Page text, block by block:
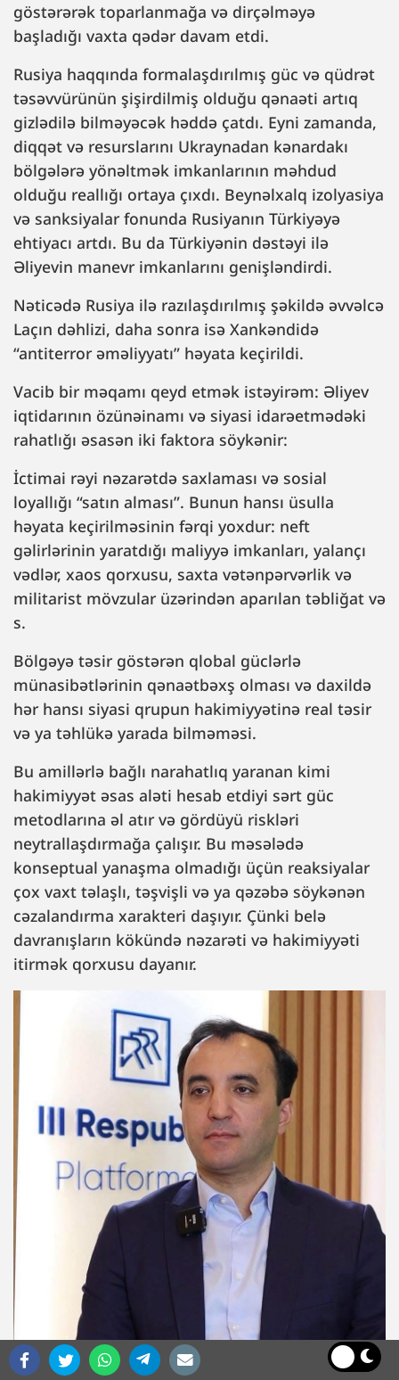
göstərərək toparlanmağa və dirçəlməyə
başladığı vaxta qədər davam etdi.
Rusiya haqqında formalaşdırılmış güc və qüdrət
təsəvvürünün şişirdilmiş olduğu qənaəti artıq
gizlədilə bilməyəcək həddə çatdı. Eyni zamanda,
diqqət və resurslarını Ukraynadan kənardakı
bölgələrə yönəltmək imkanlarının məhdud
olduğu reallığı ortaya çıxdı. Beynəlxalq izolyasiya
və sanksiyalar fonunda Rusiyanın Türkiyəyə
ehtiyacı artdı. Bu da Türkiyənin dəstəyi ilə
Əliyevin manevr imkanlarını genişləndirdi.
Nəticədə Rusiya ilə razılaşdırılmış şəkildə əvvəlcə
Laçın dəhlizi, daha sonra isə Xankəndidə
“antiterror əməliyyatı” həyata keçirildi.
Vacib bir məqamı qeyd etmək istəyirəm: Əliyev
iqtidarının özünəinamı və siyasi idarəetmədəki
rahatlığı əsasən iki faktora söykənir:
İctimai rəyi nəzarətdə saxlaması və sosial
loyallığı “satın alması”. Bunun hansı üsulla
həyata keçirilməsinin fərqi yoxdur: neft
gəlirlərinin yaratdığı maliyyə imkanları, yalançı
vədlər, xaos qorxusu, saxta vətənpərvərlik və
militarist mövzular üzərindən aparılan təbliğat və
s.
Bölgəyə təsir göstərən qlobal güclərlə
münasibətlərinin qənaətbəxş olması və daxildə
hər hansı siyasi qrupun hakimiyyətinə real təsir
və ya təhlükə yarada bilməməsi.
Bu amillərlə bağlı narahatlıq yaranan kimi
hakimiyyət əsas aləti hesab etdiyi sərt güc
metodlarına əl atır və gördüyü riskləri
neytrallaşdırmağa çalışır. Bu məsələdə
konseptual yanaşma olmadığı üçün reaksiyalar
çox vaxt təlaşlı, təşvişli və ya qəzəbə söykənən
cəzalandırma xarakteri daşıyır. Çünki belə
davranışların kökündə nəzarəti və hakimiyyəti
itirmək qorxusu dayanır.